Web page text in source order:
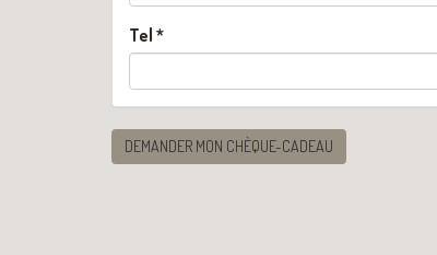
Tel *
DEMANDER MON CHÈQUE-CADEAU